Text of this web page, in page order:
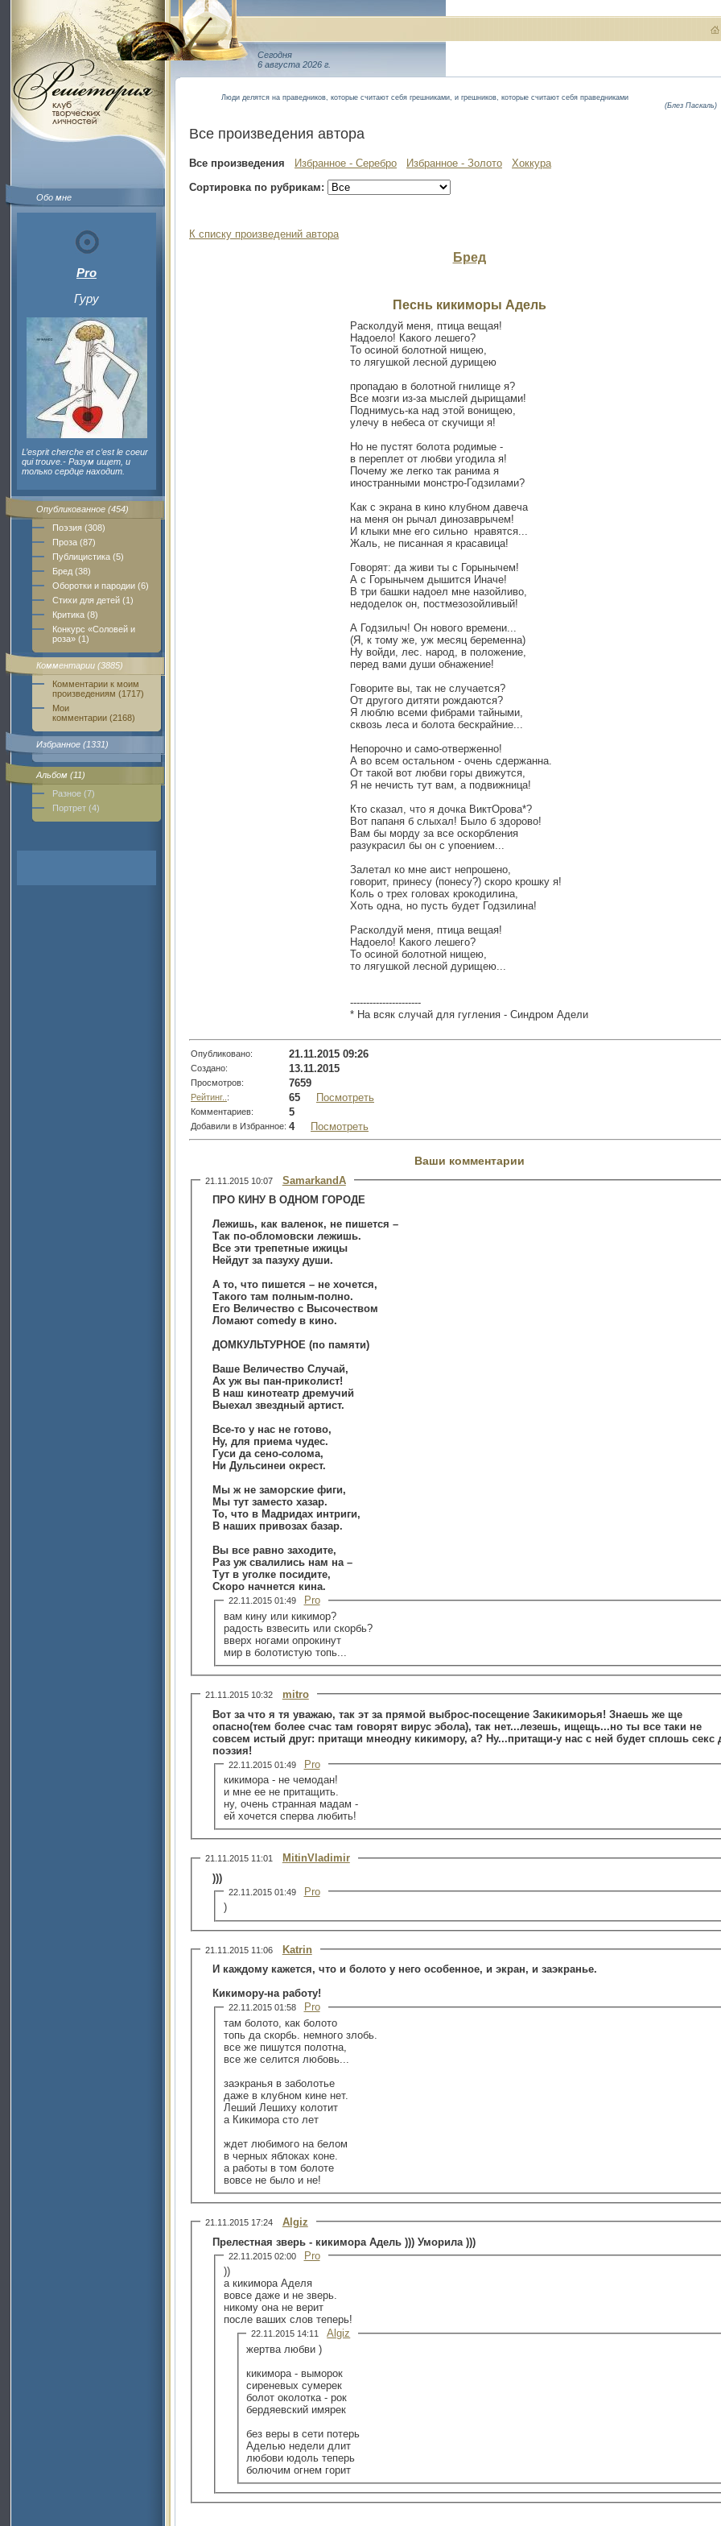
Обо мне
Pro
Гуру
L’esprit cherche et c’est le coeur
qui trouve.- Разум ищет, и
только сердце находит.
Опубликованное (454)
Поэзия (308)
Проза (87)
Публицистика (5)
Бред (38)
Оборотки и пародии (6)
Стихи для детей (1)
Критика (8)
Конкурс «Соловей и
роза» (1)
Комментарии (3885)
Комментарии к моим
произведениям (1717)
Мои
комментарии (2168)
Избранное (1331)
Альбом (11)
Разное (7)
Портрет (4)
Сегодня
6 августа 2026 г.
Люди делятся на праведников, которые считают себя грешниками, и грешников, которые считают себя праведниками
(Блез Паскаль)
Все произведения автора
Все произведения Избранное - Серебро Избранное - Золото
Хоккура
Сортировка по рубрикам:
К списку произведений автора
Бред
Песнь кикиморы Адель
Расколдуй меня, птица вещая!
Надоело! Какого лешего?
То осиной болотной нищею,
то лягушкой лесной дурищею
пропадаю в болотной гнилище я?
Все мозги из-за мыслей дырищами!
Поднимусь-ка над этой вонищею,
улечу в небеса от скучищи я!
Но не пустят болота родимые -
в переплет от любви угодила я!
Почему же легко так ранима я
иностранными монстро-Годзилами?
Как с экрана в кино клубном давеча
на меня он рычал динозаврычем!
И клыки мне его сильно нравятся...
Жаль, не писанная я красавица!
Говорят: да живи ты с Горынычем!
А с Горынычем дышится Иначе!
В три башки надоел мне назойливо,
недоделок он, постмезозойливый!
А Годзилыч! Он нового времени...
(Я, к тому же, уж месяц беременна)
Ну войди, лес. народ, в положение,
перед вами души обнажение!
Говорите вы, так не случается?
От другого дитяти рождаются?
Я люблю всеми фибрами тайными,
сквозь леса и болота бескрайние...
Непорочно и само-отверженно!
А во всем остальном - очень сдержанна.
От такой вот любви горы движутся,
Я не нечисть тут вам, а подвижница!
Кто сказал, что я дочка ВиктОрова*?
Вот папаня б слыхал! Было б здорово!
Вам бы морду за все оскорбления
разукрасил бы он с упоением...
Залетал ко мне аист непрошено,
говорит, принесу (понесу?) скоро крошку я!
Коль о трех головах крокодилина,
Хоть одна, но пусть будет Годзилина!
Расколдуй меня, птица вещая!
Надоело! Какого лешего?
То осиной болотной нищею,
то лягушкой лесной дурищею...
----------------------
* На всяк случай для гугления - Синдром Адели
Опубликовано: 21.11.2015 09:26
Создано: 13.11.2015
Просмотров: 7659
Рейтинг.. : 65 Посмотреть
Комментариев: 5
Добавили в Избранное: 4 Посмотреть
Ваши комментарии
21.11.2015 10:07
SamarkandA
ПРО КИНУ В ОДНОМ ГОРОДЕ
Лежишь, как валенок, не пишется –
Так по-обломовски лежишь.
Все эти трепетные ижицы
Нейдут за пазуху души.
А то, что пишется – не хочется,
Такого там полным-полно.
Его Величество с Высочеством
Ломают comedy в кино.
ДОМКУЛЬТУРНОЕ (по памяти)
Ваше Величество Случай,
Ах уж вы пан-приколист!
В наш кинотеатр дремучий
Выехал звездный артист.
Все-то у нас не готово,
Ну, для приема чудес.
Гуси да сено-солома,
Ни Дульсинеи окрест.
Мы ж не заморские фиги,
Мы тут заместо хазар.
То, что в Мадридах интриги,
В наших привозах базар.
Вы все равно заходите,
Раз уж свалились нам на –
Тут в уголке посидите,
Скоро начнется кина.
22.11.2015 01:49
Pro
вам кину или кикимор?
радость взвесить или скорбь?
вверх ногами опрокинут
мир в болотистую топь...
21.11.2015 10:32
mitro
Вот за что я тя уважаю, так эт за прямой выброс-посещение Закикиморья! Знаешь же ще
опасно(тем более счас там говорят вирус эбола), так нет...лезешь, ищещь...но ты все таки не
совсем истый друг: притащи мнеодну кикимору, а? Ну...притащи-у нас с ней будет сплошь секс
поэзия!
22.11.2015 01:49
Pro
кикимора - не чемодан!
и мне ее не притащить.
ну, очень странная мадам -
ей хочется сперва любить!
21.11.2015 11:01
MitinVladimir
)))
22.11.2015 01:49
Pro
)
21.11.2015 11:06
Katrin
И каждому кажется, что и болото у него особенное, и экран, и заэкранье.
Кикимору-на работу!
22.11.2015 01:58
Pro
там болото, как болото
топь да скорбь. немного злобь.
все же пишутся полотна,
все же селится любовь...
заэкранья в заболотье
даже в клубном кине нет.
Леший Лешиху колотит
а Кикимора сто лет
ждет любимого на белом
в черных яблоках коне.
а работы в том болоте
вовсе не было и не!
21.11.2015 17:24
Algiz
Прелестная зверь - кикимора Адель ))) Уморила )))
22.11.2015 02:00
Pro
))
а кикимора Аделя
вовсе даже и не зверь.
никому она не верит
после ваших слов теперь!
22.11.2015 14:11
Algiz
жертва любви )
кикимора - выморок
сиреневых сумерек
болот околотка - рок
бердяевский имярек
без веры в сети потерь
Аделью недели длит
любови юдоль теперь
болючим огнем горит